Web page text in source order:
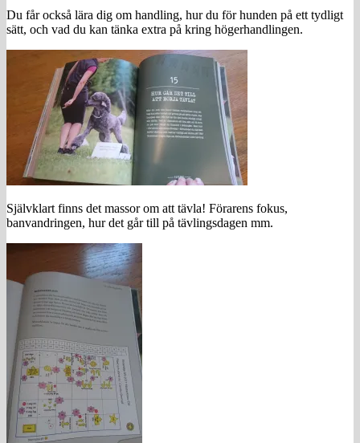
Du får också lära dig om handling, hur du för hunden på ett tydligt
sätt, och vad du kan tänka extra på kring högerhandlingen.
Självklart finns det massor om att tävla! Förarens fokus,
banvandringen, hur det går till på tävlingsdagen mm.